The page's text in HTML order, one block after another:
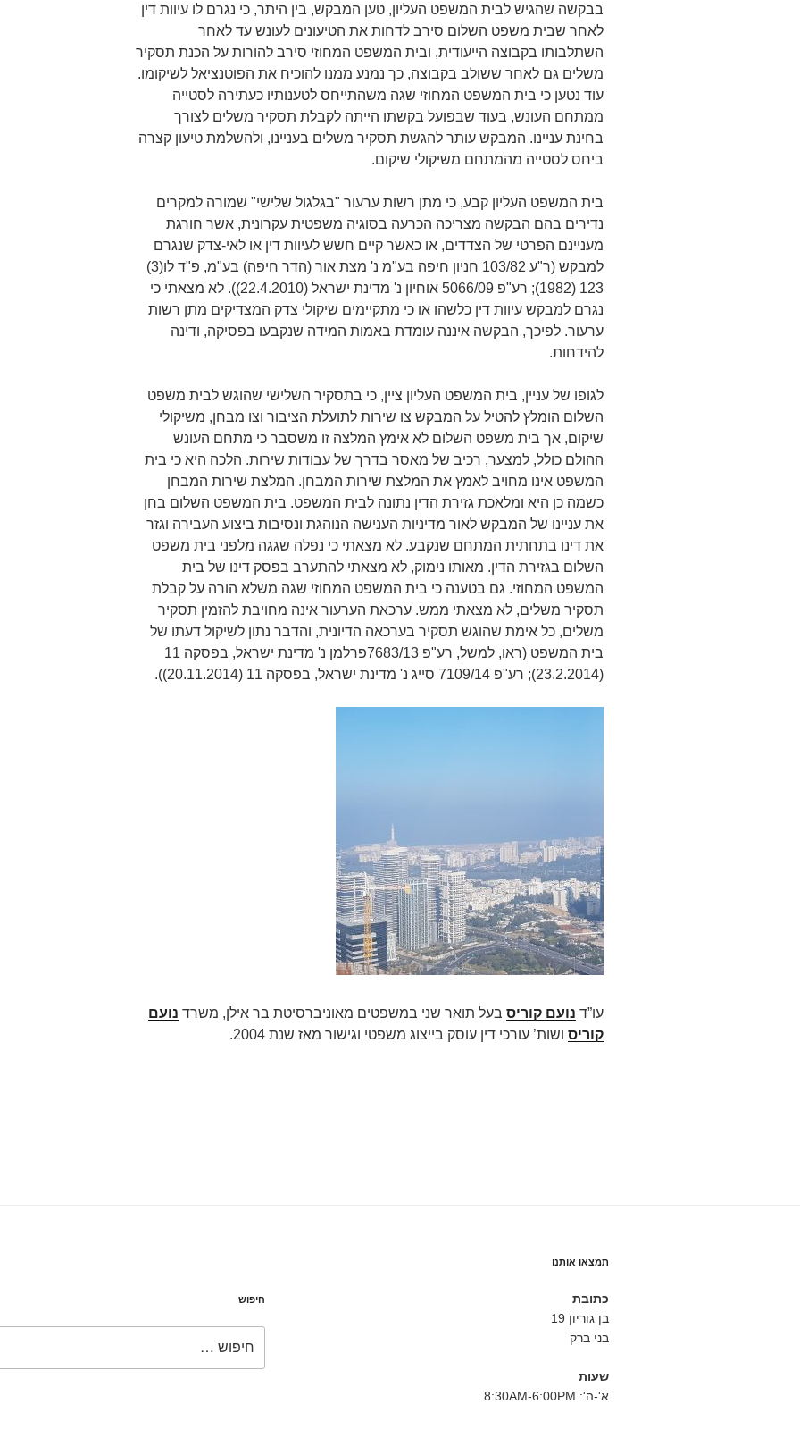
בבקשה שהגיש לבית המשפט העליון, טען המבקש, בין היתר, כי נגרם לו עיוות דין
לאחר שבית משפט השלום סירב לדחות את הטיעונים לעונש עד לאחר
השתלבותו בקבוצה הייעודית, ובית המשפט המחוזי סירב להורות על הכנת תסקיר
משלים גם לאחר ששולב בקבוצה, כך נמנע ממנו להוכיח את הפוטנציאל לשיקומו.
עוד נטען כי בית המשפט המחוזי שגה משהתייחס לטענותיו כעתירה לסטייה
ממתחם העונש, בעוד שבפועל בקשתו הייתה לקבלת תסקיר משלים לצורך
בחינת עניינו. המבקש עותר להגשת תסקיר משלים בעניינו, ולהשלמת טיעון קצרה
ביחס לסטייה מהמתחם משיקולי שיקום.
בית המשפט העליון קבע, כי מתן רשות ערעור "בגלגול שלישי" שמורה למקרים
נדירים בהם הבקשה מצריכה הכרעה בסוגיה משפטית עקרונית, אשר חורגת
מעניינם הפרטי של הצדדים, או כאשר קיים חשש לעיוות דין או לאי-צדק שנגרם
למבקש (ר"ע 103/82 חניון חיפה בע"מ נ' מצת אור (הדר חיפה) בע"מ, פ"ד לו(3)
123 (1982); רע"פ 5066/09 אוחיון נ' מדינת ישראל (22.4.2010)). לא מצאתי כי
נגרם למבקש עיוות דין כלשהו או כי מתקיימים שיקולי צדק המצדיקים מתן רשות
ערעור. לפיכך, הבקשה איננה עומדת באמות המידה שנקבעו בפסיקה, ודינה
להידחות.
לגופו של עניין, בית המשפט העליון ציין, כי בתסקיר השלישי שהוגש לבית משפט
השלום הומלץ להטיל על המבקש צו שירות לתועלת הציבור וצו מבחן, משיקולי
שיקום, אך בית משפט השלום לא אימץ המלצה זו משסבר כי מתחם העונש
ההולם כולל, למצער, רכיב של מאסר בדרך של עבודות שירות. הלכה היא כי בית
המשפט אינו מחויב לאמץ את המלצת שירות המבחן. המלצת שירות המבחן
כשמה כן היא ומלאכת גזירת הדין נתונה לבית המשפט. בית המשפט השלום בחן
את עניינו של המבקש לאור מדיניות הענישה הנוהגת ונסיבות ביצוע העבירה וגזר
את דינו בתחתית המתחם שנקבע. לא מצאתי כי נפלה שגגה מלפני בית משפט
השלום בגזירת הדין. מאותו נימוק, לא מצאתי להתערב בפסק דינו של בית
המשפט המחוזי. גם בטענה כי בית המשפט המחוזי שגה משלא הורה על קבלת
תסקיר משלים, לא מצאתי ממש. ערכאת הערעור אינה מחויבת להזמין תסקיר
משלים, כל אימת שהוגש תסקיר בערכאה הדיונית, והדבר נתון לשיקול דעתו של
בית המשפט (ראו, למשל, רע"פ 7683/13פרלמן נ' מדינת ישראל, בפסקה 11
(‏23.2.2014); רע"פ 7109/14 סייג נ' מדינת ישראל, בפסקה 11 (‏20.11.2014)).
עו”ד נועם קוריס בעל תואר שני במשפטים מאוניברסיטת בר אילן, משרד נועם
קוריס ושות’ עורכי דין עוסק בייצוג משפטי וגישור מאז שנת 2004.
תמצאו אותנו
כתובת
בן גוריון 19
בני ברק
שעות
א'-ה': 8:30AM-6:00PM
חיפוש